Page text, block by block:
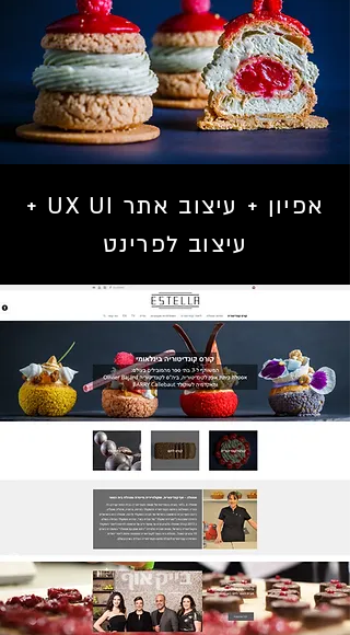
אפיון + עיצוב אתר UX UI +
עיצוב לפרינט